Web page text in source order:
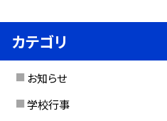
カテゴリ
お知らせ
学校行事